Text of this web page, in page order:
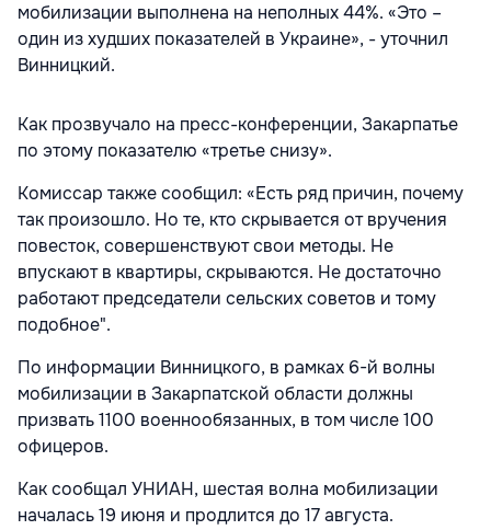
мобилизации выполнена на неполных 44%. «Это –
один из худших показателей в Украине», - уточнил
Винницкий.
Как прозвучало на пресс-конференции, Закарпатье
по этому показателю «третье снизу».
Комиссар также сообщил: «Есть ряд причин, почему
так произошло. Но те, кто скрывается от вручения
повесток, совершенствуют свои методы. Не
впускают в квартиры, скрываются. Не достаточно
работают председатели сельских советов и тому
подобное".
По информации Винницкого, в рамках 6-й волны
мобилизации в Закарпатской области должны
призвать 1100 военнообязанных, в том числе 100
офицеров.
Как сообщал УНИАН, шестая волна мобилизации
началась 19 июня и продлится до 17 августа.